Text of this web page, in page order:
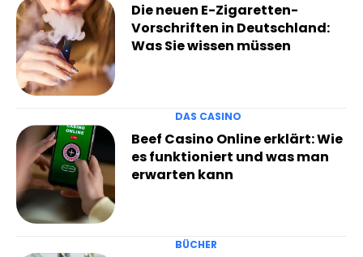
Die neuen E-Zigaretten-
Vorschriften in Deutschland:
Was Sie wissen müssen
DAS CASINO
Beef Casino Online erklärt: Wie
es funktioniert und was man
erwarten kann
BÜCHER